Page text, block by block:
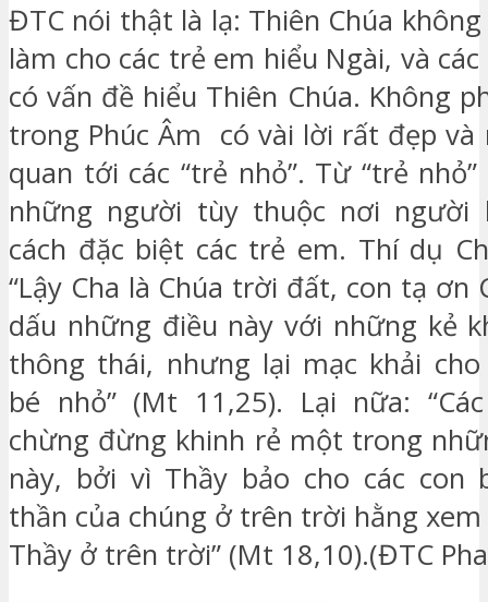
ĐTC nói thật là lạ: Thiên Chúa
làm cho các trẻ em hiểu Ngài, và
có vấn đề hiểu Thiên Chúa. Không
trong Phúc Âm có vài lời rất đẹp và
quan tới các “trẻ nhỏ”. Từ “trẻ
những người tùy thuộc nơi người
cách đặc biệt các trẻ em. Thí dụ
“Lậy Cha là Chúa trời đất, con tạ ơn
dấu những điều này với những kẻ
thông thái, nhưng lại mạc khải
bé nhỏ” (Mt 11,25). Lại nữa:
chừng đừng khinh rẻ một trong
này, bởi vì Thầy bảo cho các con
thần của chúng ở trên trời hằng
Thầy ở trên trời” (Mt 18,10).(ĐTC